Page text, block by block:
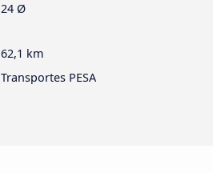
24 Ø
62,1 km
Transportes PESA